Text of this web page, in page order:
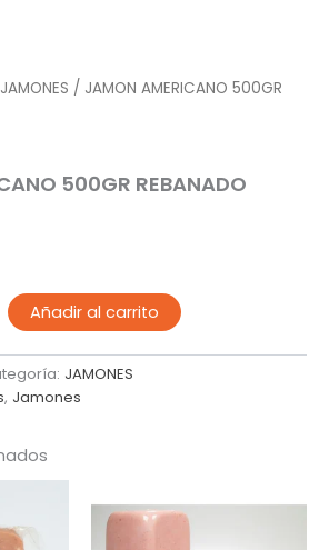
JAMONES / JAMON AMERICANO 500GR
500GR REBANADO
Añadir al carrito
JAMONES
, Jamones